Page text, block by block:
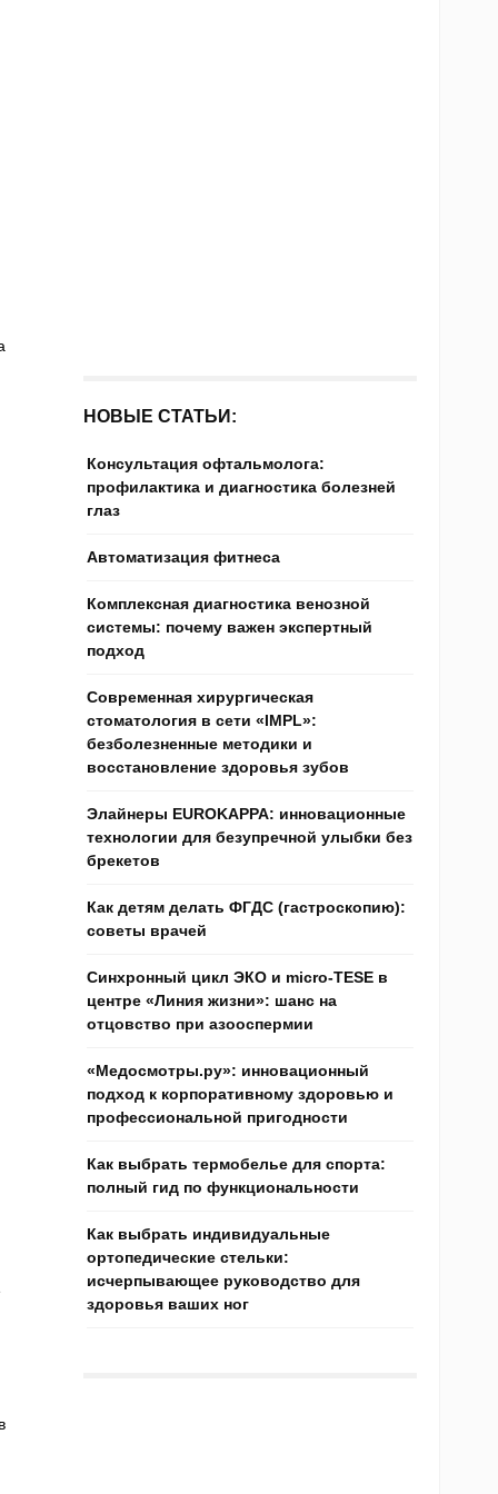
НОВЫЕ СТАТЬИ:
Консультация офтальмолога:
профилактика и диагностика болезней
глаз
Автоматизация фитнеса
Комплексная диагностика венозной
системы: почему важен экспертный
подход
Современная хирургическая
стоматология в сети «IMPL»:
безболезненные методики и
восстановление здоровья зубов
Элайнеры EUROKAPPA: инновационные
технологии для безупречной улыбки без
брекетов
Как детям делать ФГДС (гастроскопию):
советы врачей
Синхронный цикл ЭКО и micro-TESE в
центре «Линия жизни»: шанс на
отцовство при азооспермии
«Медосмотры.ру»: инновационный
подход к корпоративному здоровью и
профессиональной пригодности
Как выбрать термобелье для спорта:
полный гид по функциональности
Как выбрать индивидуальные
ортопедические стельки:
исчерпывающее руководство для
здоровья ваших ног